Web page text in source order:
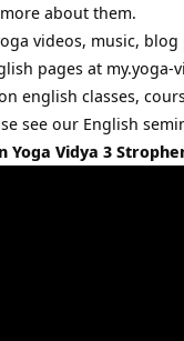
about them.
videos, music, blog
pages at my.yoga-
english classes,
see our English
Yoga Vidya 3